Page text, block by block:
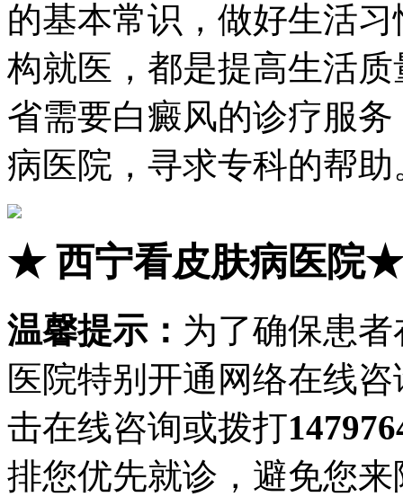
的基本常识，做好生活
构就医，都是提高生活
省需要白癜风的诊疗服
病医院，寻求专科的帮助
★西宁看皮肤病医院★
温馨提示： 为了确保患
医院特别开通网络在线
击在线咨询或拨打
排您优先就诊，避免您